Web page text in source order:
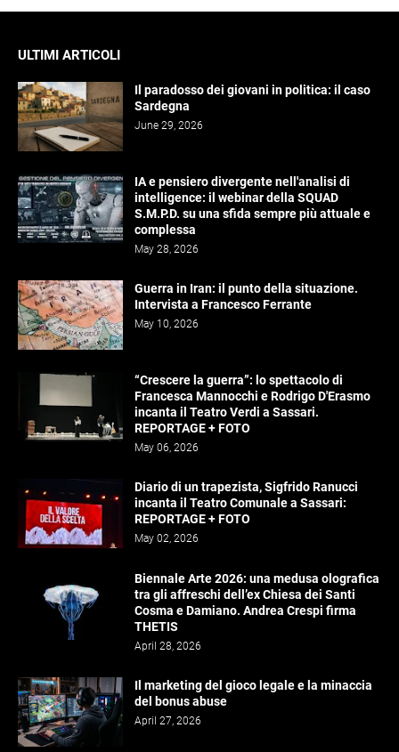
ULTIMI ARTICOLI
Il paradosso dei giovani in politica: il caso
Sardegna
June 29, 2026
IA e pensiero divergente nell'analisi di
intelligence: il webinar della SQUAD
S.M.P.D. su una sfida sempre più attuale e
complessa
May 28, 2026
Guerra in Iran: il punto della situazione.
Intervista a Francesco Ferrante
May 10, 2026
“Crescere la guerra”: lo spettacolo di
Francesca Mannocchi e Rodrigo D'Erasmo
incanta il Teatro Verdi a Sassari.
REPORTAGE + FOTO
May 06, 2026
Diario di un trapezista, Sigfrido Ranucci
incanta il Teatro Comunale a Sassari:
REPORTAGE + FOTO
May 02, 2026
Biennale Arte 2026: una medusa olografica
tra gli affreschi dell’ex Chiesa dei Santi
Cosma e Damiano. Andrea Crespi firma
THETIS
April 28, 2026
Il marketing del gioco legale e la minaccia
del bonus abuse
April 27, 2026